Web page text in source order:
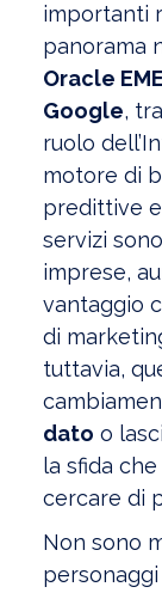
importanti
panorama
Oracle
Google,
ruolo
motore di
predittive
servizi
imprese,
vantaggio
di
tuttavia,
dato o
la sfida
cercare di
Non sono